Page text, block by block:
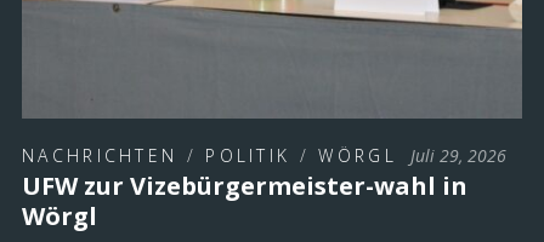
NACHRICHTEN / POLITIK /WÖRGL Juli 29, 2026
UFW zur Vizebürgermeister-wahl in
Wörgl